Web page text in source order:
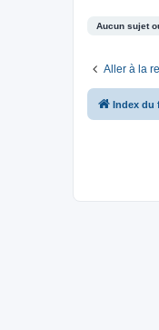
Aucun sujet
Aller à la
Index du